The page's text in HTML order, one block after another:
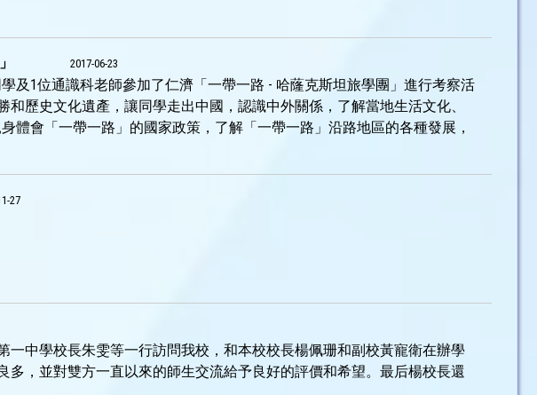
2017-06-23
及1位通識科老師參加了仁濟「一帶一路 - 哈蕯克斯坦旅學團」進行考察活
和歷史文化遺產，讓同學走出中國，認識中外關係，了解當地生活文化、
體會「一帶一路」的國家政策，了解「一帶一路」沿路地區的各種發展，
27
中學校長朱雯等一行訪問我校，和本校校長楊佩珊和副校黃寵衛在辦學
，並對雙方一直以來的師生交流給予良好的評價和希望。最后楊校長還